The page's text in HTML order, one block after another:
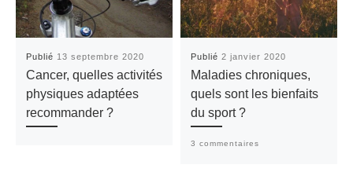
Publié 13 septembre 2020
Cancer, quelles activités
physiques adaptées
recommander ?
Publié 2 janvier 2020
Maladies chroniques,
quels sont les bienfaits
du sport ?
3 commentaires